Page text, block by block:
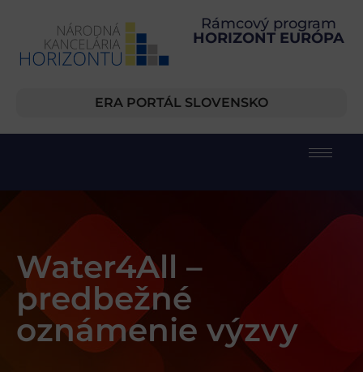
Rámcový program
HORIZONT EURÓPA
ERA PORTÁL SLOVENSKO
Water4All –
predbežné
oznámenie výzvy